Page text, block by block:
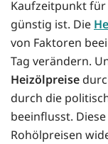
Kaufzeitpunkt für
günstig ist. Die
von Faktoren
Tag verändern.
Heizölpreise
durch die
beeinflusst.
Rohölpreisen